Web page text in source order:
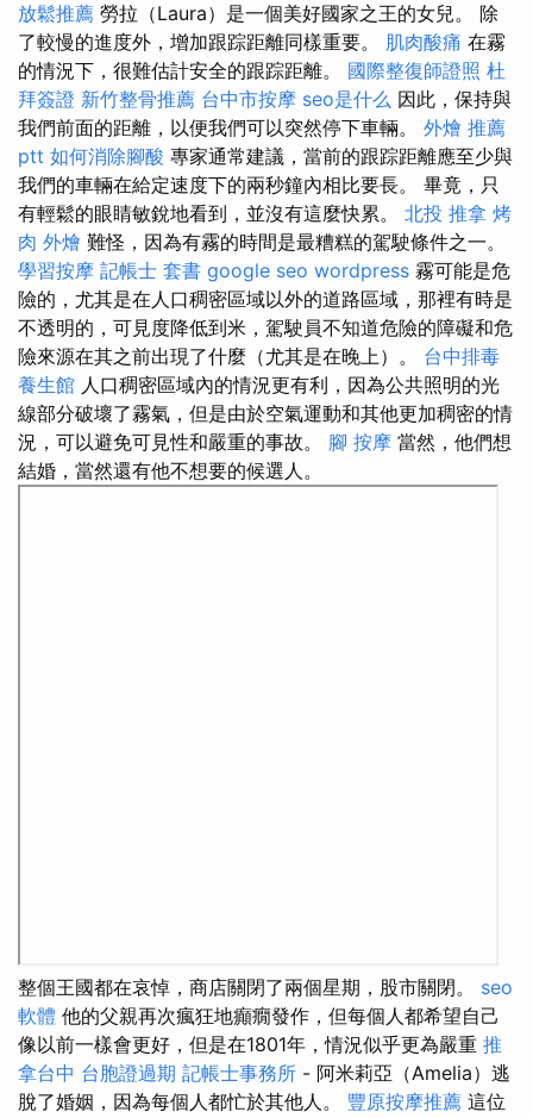
放鬆推薦 勞拉（Laura）是一個美好國家之王的女兒。 除
了較慢的進度外，增加跟踪距離同樣重要。 肌肉酸痛 在霧
的情況下，很難估計安全的跟踪距離。 國際整復師證照 杜
拜簽證 新竹整骨推薦 台中市按摩 seo是什么 因此，保持與
我們前面的距離，以便我們可以突然停下車輛。 外燴 推薦
ptt 如何消除腳酸 專家通常建議，當前的跟踪距離應至少與
我們的車輛在給定速度下的兩秒鐘內相比要長。 畢竟，只
有輕鬆的眼睛敏銳地看到，並沒有這麼快累。 北投 推拿 烤
肉 外燴 難怪，因為有霧的時間是最糟糕的駕駛條件之一。
學習按摩 記帳士 套書 google seo wordpress 霧可能是危
險的，尤其是在人口稠密區域以外的道路區域，那裡有時是
不透明的，可見度降低到米，駕駛員不知道危險的障礙和危
險來源在其之前出現了什麼（尤其是在晚上）。 台中排毒
養生館 人口稠密區域內的情況更有利，因為公共照明的光
線部分破壞了霧氣，但是由於空氣運動和其他更加稠密的情
況，可以避免可見性和嚴重的事故。 腳 按摩 當然，他們想
結婚，當然還有他不想要的候選人。
整個王國都在哀悼，商店關閉了兩個星期，股市關閉。 seo
軟體 他的父親再次瘋狂地癲癇發作，但每個人都希望自己
像以前一樣會更好，但是在1801年，情況似乎更為嚴重 推
拿台中 台胞證過期 記帳士事務所 - 阿米莉亞（Amelia）逃
脫了婚姻，因為每個人都忙於其他人。 豐原按摩推薦 這位